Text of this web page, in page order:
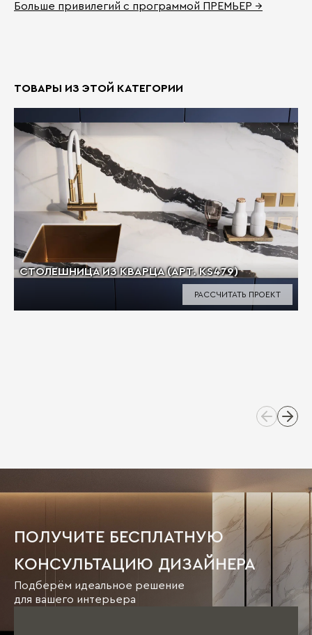
Больше привилегий с программой ПРЕМЬЕР →
ТОВАРЫ ИЗ ЭТОЙ КАТЕГОРИИ
CТОЛЕШНИЦА ИЗ КВАРЦА (АРТ. KS479)
РАССЧИТАТЬ ПРОЕКТ
ПОЛУЧИТЕ БЕСПЛАТНУЮ
КОНСУЛЬТАЦИЮ ДИЗАЙНЕРА
Подберём идеальное решение
для вашего интерьера